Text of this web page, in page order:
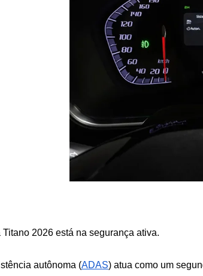
2026 está na segurança ativa.
autônoma (ADAS) atua como um